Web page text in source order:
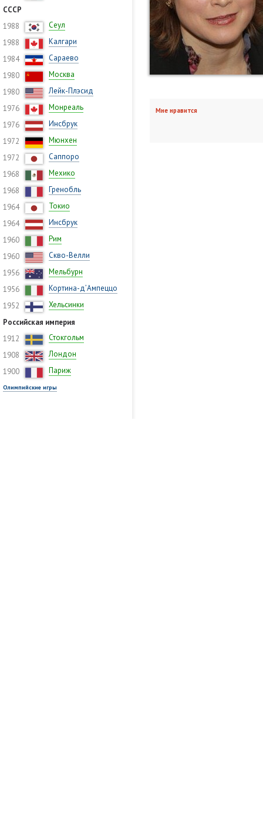
СССР
1988
Сеул
1988
Калгари
1984
Сараево
1980
Москва
1980
Лейк-Плэсид
1976
Монреаль
1976
Инсбрук
1972
Мюнхен
1972
Саппоро
1968
Мехико
1968
Гренобль
1964
Токио
1964
Инсбрук
1960
Рим
1960
Скво-Велли
1956
Мельбурн
1956
Кортина-д’Ампеццо
1952
Хельсинки
Российская империя
1912
Стокгольм
1908
Лондон
1900
Париж
Олимпийские игры
Мне нравится